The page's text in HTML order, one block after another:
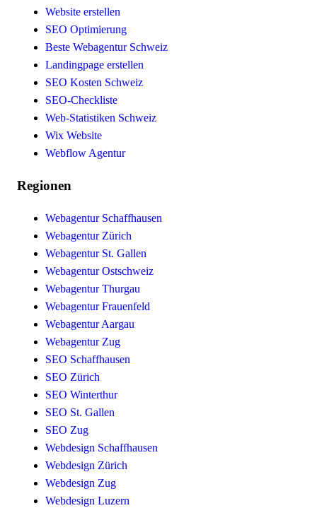
Website erstellen
SEO Optimierung
Beste Webagentur Schweiz
Landingpage erstellen
SEO Kosten Schweiz
SEO-Checkliste
Web-Statistiken Schweiz
Wix Website
Webflow Agentur
Regionen
Webagentur Schaffhausen
Webagentur Zürich
Webagentur St. Gallen
Webagentur Ostschweiz
Webagentur Thurgau
Webagentur Frauenfeld
Webagentur Aargau
Webagentur Zug
SEO Schaffhausen
SEO Zürich
SEO Winterthur
SEO St. Gallen
SEO Zug
Webdesign Schaffhausen
Webdesign Zürich
Webdesign Zug
Webdesign Luzern